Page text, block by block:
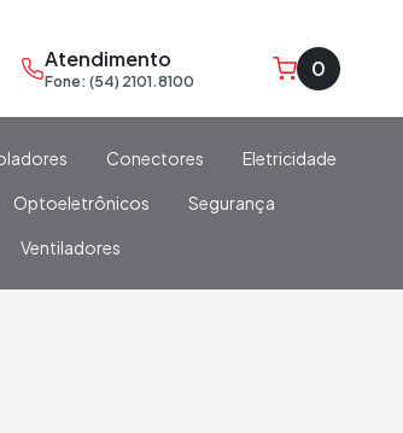
Atendimento
Fone: (54) 2101.8100 0
Conectores Eletricidade
Optoeletrônicos Segurança
Ventiladores